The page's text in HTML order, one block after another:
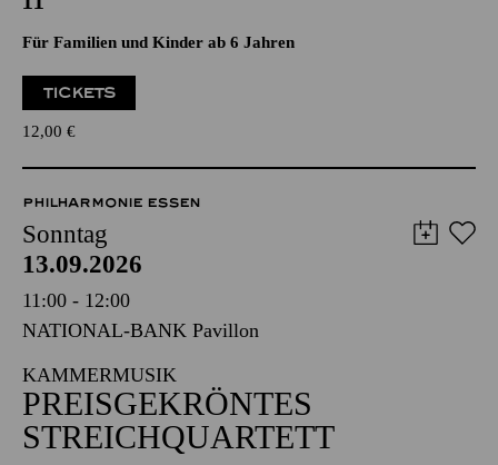
Für Familien und Kinder ab 6 Jahren
TICKETS
12,00 €
PHILHARMONIE ESSEN
Sonntag
13.09.2026
11:00 - 12:00
NATIONAL-BANK Pavillon
KAMMERMUSIK
PREISGEKRÖNTES
STREICHQUARTETT